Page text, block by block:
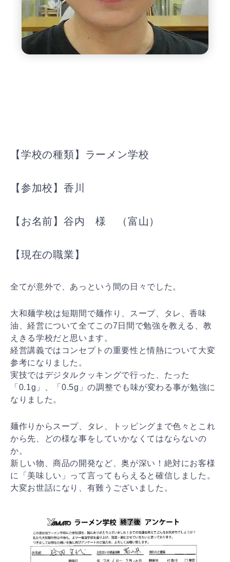
【学校の種類】ラーメン学校
【参加校】香川
【お名前】谷内 様 （富山）
【現在の職業】
全てが意外で、あっという間の日々でした。
大和麺学校は短期間で麺作り、スープ、タレ、香味
油、経営について全てこの7日間で勉強を教える、教
えきる学校だと思います。
経営講義ではコンセプトの重要性と情熱について大変
参考になりました。
実技ではデジタルクッキングで行った、たった
「0.1g」、「0.5g」の調整でも味が変わる事が勉強に
なりました。
麺作りからスープ、タレ、トッピングまで色々とこれ
から先、どの様な事をしていかなくてはならないの
か。
新しい物、商品の開発など、奥が深い！絶対にお客様
に「美味しい」って言ってもらえると確信しました。
大変お世話になり、有難うございました。